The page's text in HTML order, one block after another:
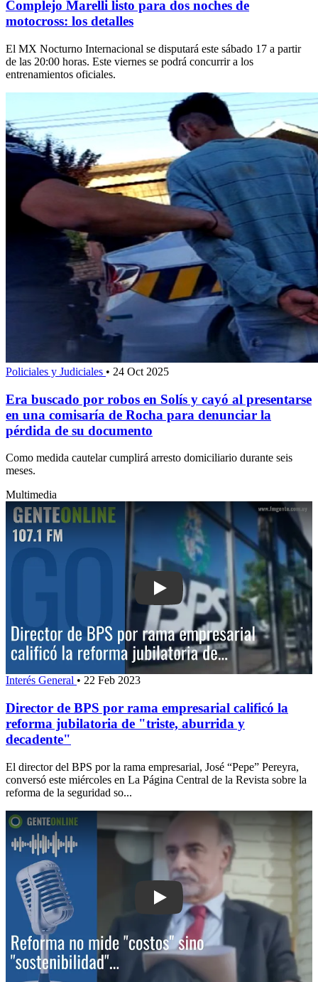
Complejo Marelli listo para dos noches de
motocross: los detalles
El MX Nocturno Internacional se disputará este sábado 17 a partir
de las 20:00 horas. Este viernes se podrá concurrir a los
entrenamientos oficiales.
Policiales y Judiciales • 24 Oct 2025
Era buscado por robos en Solís y cayó al presentarse
en una comisaría de Rocha para denunciar la
pérdida de su documento
Como medida cautelar cumplirá arresto domiciliario durante seis
meses.
Multimedia
Play: Director de BPS por rama
Interés General • 22 Feb 2023
Director de BPS por rama empresarial calificó la
reforma jubilatoria de "triste, aburrida y
decadente"
El director del BPS por la rama empresarial, José “Pepe” Pereyra,
conversó este miércoles en La Página Central de la Revista sobre la
reforma de la seguridad so...
Play: Reforma no mide "costos" sino